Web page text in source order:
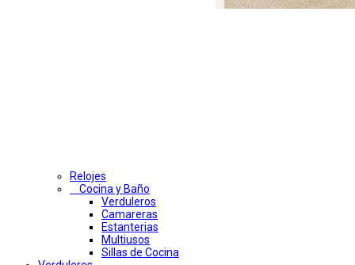
Relojes
Cocina y Baño
Verduleros
Camareras
Estanterias
Multiusos
Sillas de Cocina